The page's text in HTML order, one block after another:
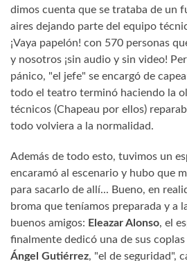
dimos cuenta que se trataba de un
aires dejando parte del equipo
¡Vaya papelón! con 570 personas
y nosotros ¡sin audio y sin video!
pánico, "el jefe" se encargó de
todo el teatro terminó haciendo la
técnicos (Chapeau por ellos)
todo volviera a la normalidad.
Además de todo esto, tuvimos un
encaramó al escenario y hubo que
para sacarlo de allí... Bueno, en
broma que teníamos preparada y a
buenos amigos: Eleazar Alonso, el
finalmente dedicó una de sus
Ángel Gutiérrez, "el de seguridad",